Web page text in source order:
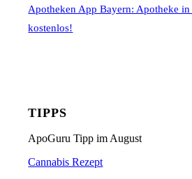
Apotheken App Bayern: Apotheke
kostenlos!
TIPPS
ApoGuru Tipp im August
Cannabis Rezept